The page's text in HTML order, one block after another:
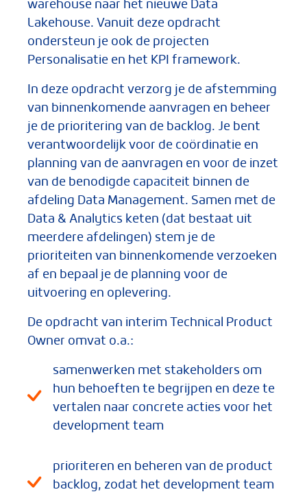
warehouse naar het nieuwe Data
Lakehouse. Vanuit deze opdracht
ondersteun je ook de projecten
Personalisatie en het KPI framework.
In deze opdracht verzorg je de afstemming
van binnenkomende aanvragen en beheer
je de prioritering van de backlog. Je bent
verantwoordelijk voor de coördinatie en
planning van de aanvragen en voor de inzet
van de benodigde capaciteit binnen de
afdeling Data Management. Samen met de
Data & Analytics keten (dat bestaat uit
meerdere afdelingen) stem je de
prioriteiten van binnenkomende verzoeken
af en bepaal je de planning voor de
uitvoering en oplevering.
De opdracht van interim Technical Product
Owner omvat o.a.:
samenwerken met stakeholders om
hun behoeften te begrijpen en deze te
vertalen naar concrete acties voor het
development team
prioriteren en beheren van de product
backlog, zodat het development team